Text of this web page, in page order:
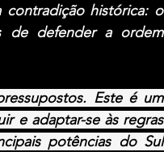
contradição histórica: o
de defender a ordem
Este é um
e adaptar-se às regras
potências do Sul